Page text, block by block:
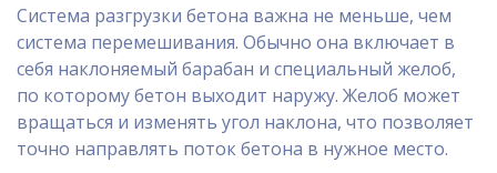
Система разгрузки бетона важна не меньше, чем
система перемешивания. Обычно она включает в
себя наклоняемый барабан и специальный желоб,
по которому бетон выходит наружу. Желоб может
вращаться и изменять угол наклона, что позволяет
точно направлять поток бетона в нужное место.